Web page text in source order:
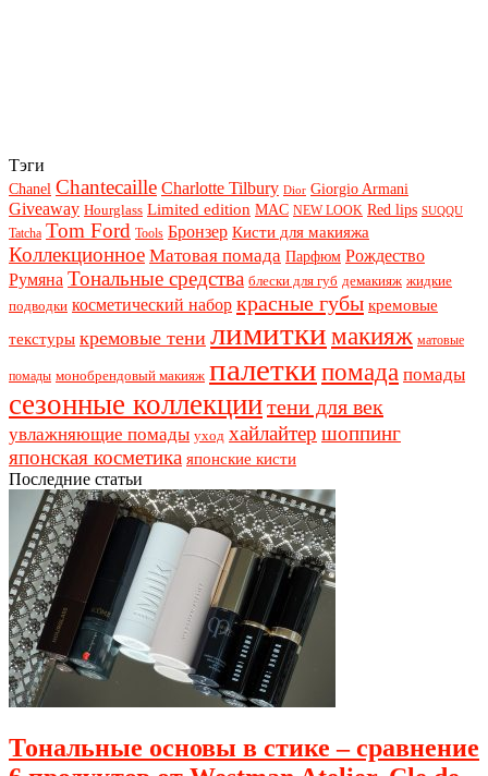
Тэги
Chanel Chantecaille Charlotte Tilbury Dior Giorgio Armani
Giveaway Hourglass Limited edition MAC NEW LOOK Red lips SUQQU
Tatcha Tom Ford Tools Бронзер Кисти для макияжа
Коллекционное Матовая помада Парфюм Рождество
Румяна Тональные средства блески для губ демакияж жидкие
подводки косметический набор красные губы кремовые
текстуры кремовые тени лимиткимакияж матовые
помады монобрендовый макияж палеткипомада помады
сезонные коллекциитени для век
увлажняющие помады уход хайлайтер шоппинг
японская косметика японские кисти
Последние статьи
Тональные основы в стике – сравнение